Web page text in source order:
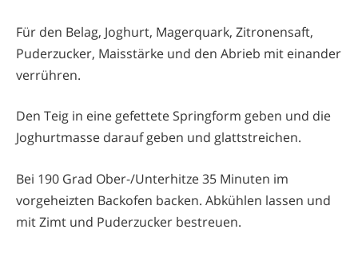
Für den Belag, Joghurt, Magerquark, Zitronensaft,
Puderzucker, Maisstärke und den Abrieb mit einander
verrühren.
Den Teig in eine gefettete Springform geben und die
Joghurtmasse darauf geben und glattstreichen.
Bei 190 Grad Ober-/Unterhitze 35 Minuten im
vorgeheizten Backofen backen. Abkühlen lassen und
mit Zimt und Puderzucker bestreuen.